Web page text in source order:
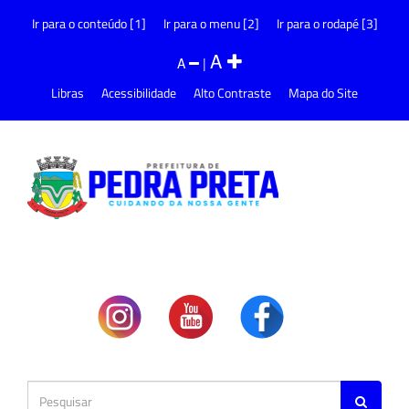
Ir para o conteúdo [1] Ir para o menu [2] Ir para o rodapé [3]
A |A
Libras Acessibilidade Alto Contraste Mapa do Site